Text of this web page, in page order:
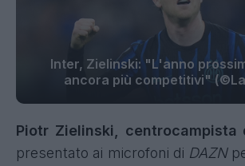
Inter, Zielinski: "L'anno
ancora più competitivi"
Piotr Zielinski, centrocampista
presentato ai microfoni di DAZN